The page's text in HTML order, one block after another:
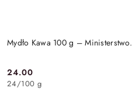
Mydło Kawa 100 g – Ministerstwo.
Cena:
24.00
24/100 g